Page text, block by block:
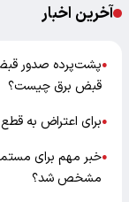
آخرین اخبار
●پشت‌پرده صدور
قبض برق چیست؟
●برای اعتراض به
●خبر مهم برای
مشخص شد؟